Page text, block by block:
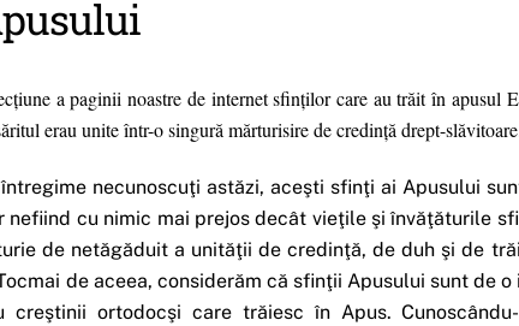
a paginii noastre de internet sfinţilor care au trăit în
erau unite într-o singură mărturisire de credinţă drept-
necunoscuţi astăzi, aceşti sfinţi ai Apusului
nefiind cu nimic mai prejos decât vieţile şi învăţăturile
de netăgăduit a unităţii de credinţă, de duh şi de
de aceea, considerăm că sfinţii Apusului sunt de
creştinii ortodocşi care trăiesc în Apus.